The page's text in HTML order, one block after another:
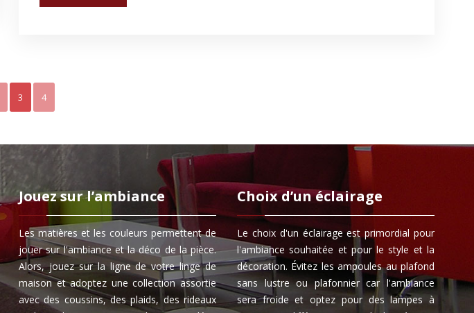
3 4
Jouez sur l’ambiance
Les matières et les couleurs permettent de
jouer sur l'ambiance et la déco de la pièce.
Alors, jouez sur la ligne de votre linge de
maison et adoptez une collection assortie
avec des coussins, des plaids, des rideaux
Choix d’un éclairage
Le choix d'un éclairage est primordial pour
l'ambiance souhaitée et pour le style et la
décoration. Évitez les ampoules au plafond
sans lustre ou plafonnier car l'ambiance
sera froide et optez pour des lampes à